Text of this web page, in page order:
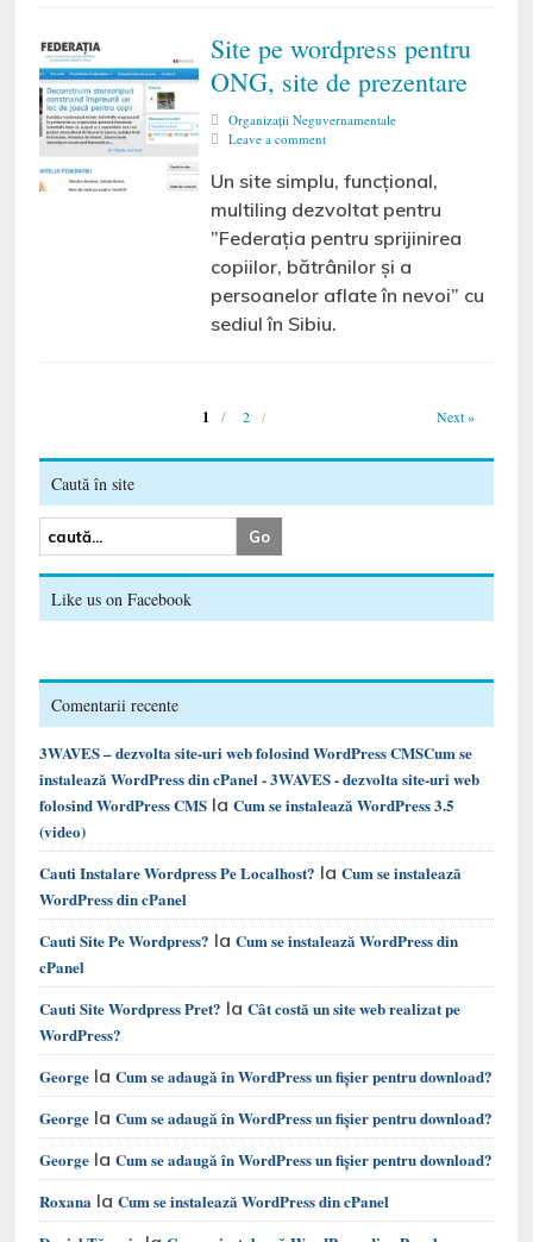
Site pe wordpress pentru
ONG, site de prezentare
Organizaţii Neguvernamentale
Leave a comment
Un site simplu, funcțional,
multiling dezvoltat pentru
”Federația pentru sprijinirea
copiilor, bătrânilor și a
persoanelor aflate în nevoi” cu
sediul în Sibiu.
1 2 Next »
Caută în site
Like us on Facebook
Comentarii recente
3WAVES – dezvolta site-uri web folosind WordPress CMSCum se
instalează WordPress din cPanel - 3WAVES - dezvolta site-uri web
folosind WordPress CMS laCum se instalează WordPress 3.5
(video)
Cauti Instalare Wordpress Pe Localhost? laCum se instalează
WordPress din cPanel
Cauti Site Pe Wordpress? laCum se instalează WordPress din
cPanel
Cauti Site Wordpress Pret? laCât costă un site web realizat pe
WordPress?
George laCum se adaugă în WordPress un fișier pentru download?
George laCum se adaugă în WordPress un fișier pentru download?
George laCum se adaugă în WordPress un fișier pentru download?
Roxana laCum se instalează WordPress din cPanel